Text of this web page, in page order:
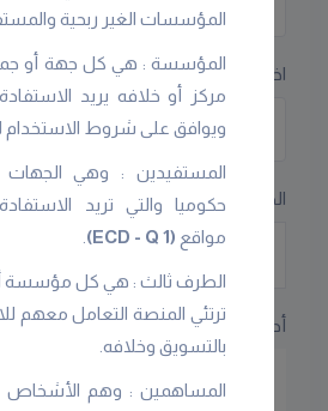
اختر المدينة
الجنس
أدخل تاريخ ميلاد العضو
المؤسسات الغير ربحية
المؤسسة : هي كل جهة أو
مركز أو خلافه يريد
ويوافق على شروط الاستخدام
المستفيدين : وهي الجهات
حكوميا والتي تريد
مواقع (ECD - Q 1)
الطرف ثالث : هي كل مؤسسة
ترتئي المنصة التعامل معهم
بالتسويق وخلافه.
المساهمين : وهم الأشخاص